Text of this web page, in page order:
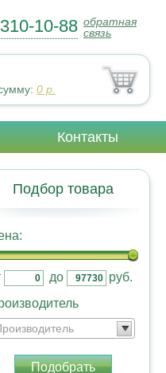
10-88 обратная
связь
0 р.
Контакты
Подбор товара
до
руб.
Подобрать